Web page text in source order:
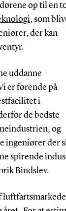
op til en
, som
der kan
uddanne
er førende på
i
de bedste
og
ingeniører der
spirende
Bindslev.